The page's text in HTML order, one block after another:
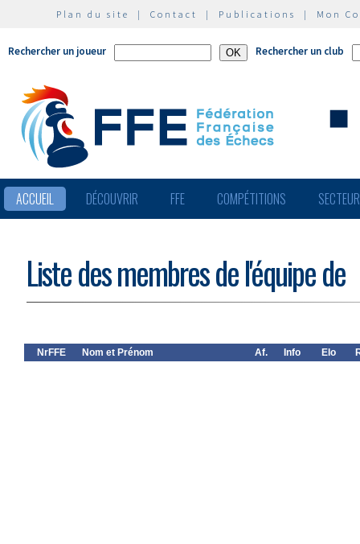
Plan du site | Contact | Publications | Mon
Rechercher un joueur Rechercher un club
ACCUEIL DÉCOUVRIR FFE COMPÉTITIONS
Liste des membres de l'équipe de
NrFFE Nom et Prénom Af. Info Elo